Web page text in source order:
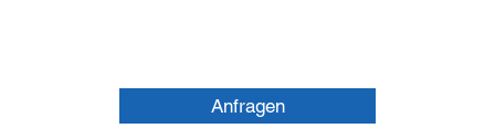
Anfragen